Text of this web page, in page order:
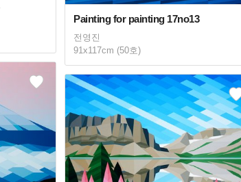
Painting for painting 17no13
전영진
91x117cm (50호)